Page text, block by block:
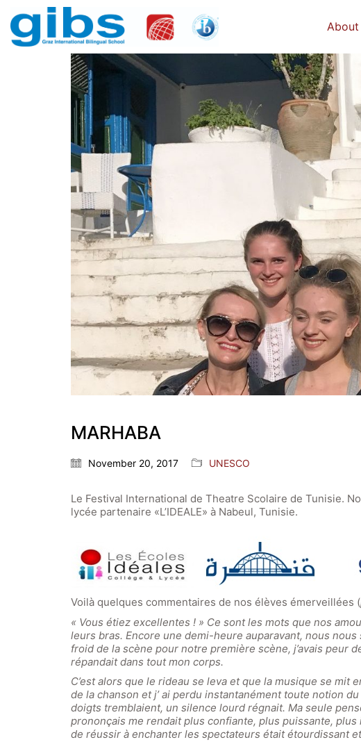
About
MARHABA
November 20, 2017 UNESCO
Le Festival International de Theatre Scolaire de Tunisie.
lycée partenaire «L’IDEALE» à Nabeul, Tunisie.
Voilà quelques commentaires de nos élèves émerveillées (
« Vous étiez excellentes ! » Ce sont les mots que nos
leurs bras. Encore une demi-heure auparavant, nous
froid de la scène pour notre première scène, j’avais peur
répandait dans tout mon corps.
C’est alors que le rideau se leva et que la musique se
de la chanson et j’ ai perdu instantanément toute notion
doigts tremblaient, un silence lourd régnait. Ma seule
prononçais me rendait plus confiante, plus puissante,
de réussir à enchanter les spectateurs était étourdissant